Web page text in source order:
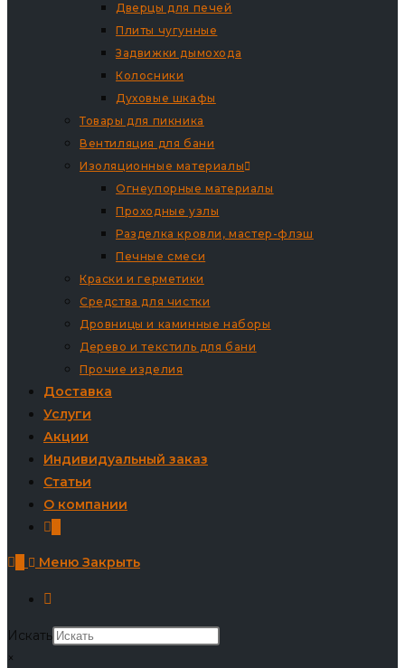
Дверцы для печей
Плиты чугунные
Задвижки дымохода
Колосники
Духовые шкафы
Товары для пикника
Вентиляция для бани
Изоляционные материалы
Огнеупорные материалы
Проходные узлы
Разделка кровли, мастер-флэш
Печные смеси
Краски и герметики
Средства для чистки
Дровницы и каминные наборы
Дерево и текстиль для бани
Прочие изделия
Доставка
Услуги
Акции
Индивидуальный заказ
Статьи
О компании
Меню Закрыть
Искать
×